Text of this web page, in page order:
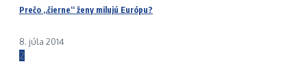
Prečo „čierne“ ženy milujú Európu?
8. júla 2014
2